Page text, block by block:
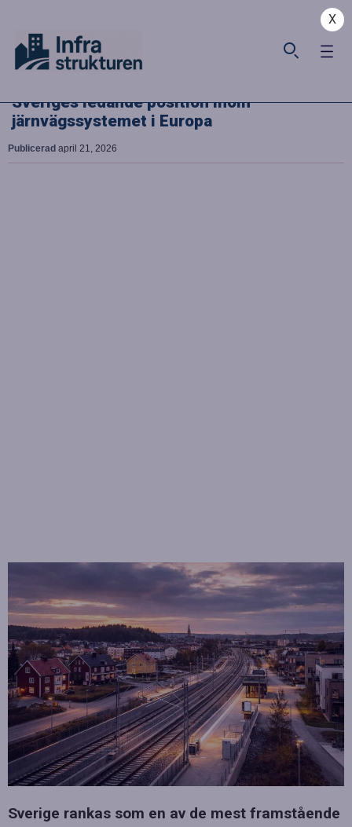
X
Sveriges ledande position inom
järnvägssystemet i Europa
Publicerad april 21, 2026
Sverige rankas som en av de mest framstående